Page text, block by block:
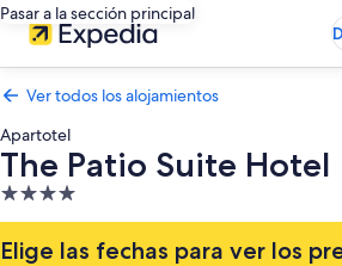
Pasar a la sección principal
Ver todos los alojamientos
Apartotel
The Patio Suite Hotel
Alojamiento
de
4.0 estrellas
Elige las fechas para ver los